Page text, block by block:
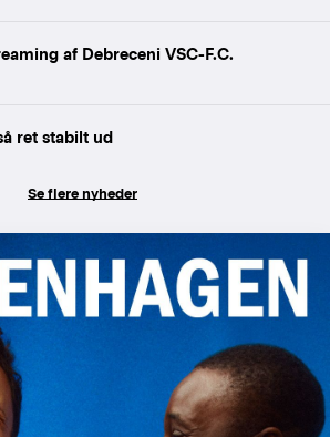
af Debreceni VSC-F.C.
ret stabilt ud
Se flere nyheder